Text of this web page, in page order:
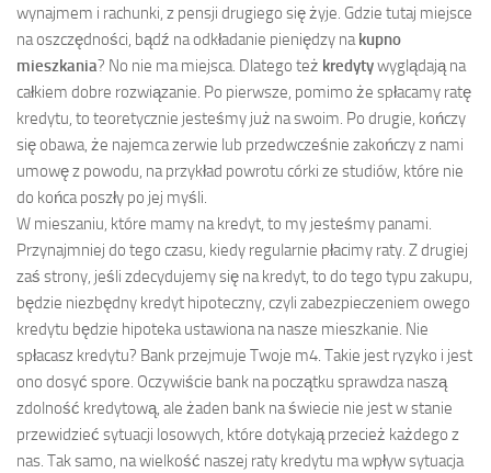
wynajmem i rachunki, z pensji drugiego się żyje. Gdzie tutaj miejsce
na oszczędności, bądź na odkładanie pieniędzy nakupno
mieszkania? No nie ma miejsca. Dlatego też kredytywyglądają na
całkiem dobre rozwiązanie. Po pierwsze, pomimo że spłacamy ratę
kredytu, to teoretycznie jesteśmy już na swoim. Po drugie, kończy
się obawa, że najemca zerwie lub przedwcześnie zakończy z nami
umowę z powodu, na przykład powrotu córki ze studiów, które nie
do końca poszły po jej myśli.
W mieszaniu, które mamy na kredyt, to my jesteśmy panami.
Przynajmniej do tego czasu, kiedy regularnie płacimy raty. Z drugiej
zaś strony, jeśli zdecydujemy się na kredyt, to do tego typu zakupu,
będzie niezbędny kredyt hipoteczny, czyli zabezpieczeniem owego
kredytu będzie hipoteka ustawiona na nasze mieszkanie. Nie
spłacasz kredytu? Bank przejmuje Twoje m4. Takie jest ryzyko i jest
ono dosyć spore. Oczywiście bank na początku sprawdza naszą
zdolność kredytową, ale żaden bank na świecie nie jest w stanie
przewidzieć sytuacji losowych, które dotykają przecież każdego z
nas. Tak samo, na wielkość naszej raty kredytu ma wpływ sytuacja